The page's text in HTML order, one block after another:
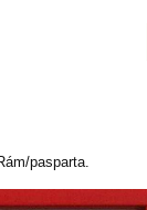
pasparta.